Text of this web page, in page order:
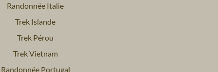
Randonnée Italie
Trek Islande
Trek Pérou
Trek Vietnam
Randonnée Portugal